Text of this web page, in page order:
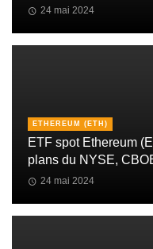
24 mai 2024
ETHEREUM (ETH)
ETF spot Ethereum
plans du NYSE,
24 mai 2024